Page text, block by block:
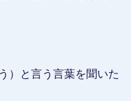
）と言う言葉を聞いた